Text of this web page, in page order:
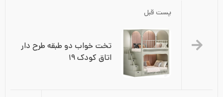
پست قبل
اتاق کودک ۱۹